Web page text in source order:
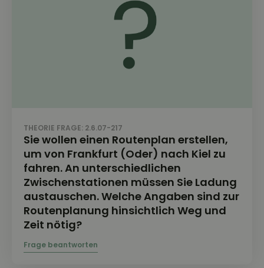
THEORIE FRAGE: 2.6.07-217
Sie wollen einen Routenplan erstellen,
um von Frankfurt (Oder) nach Kiel zu
fahren. An unterschiedlichen
Zwischenstationen müssen Sie Ladung
austauschen. Welche Angaben sind zur
Routenplanung hinsichtlich Weg und
Zeit nötig?